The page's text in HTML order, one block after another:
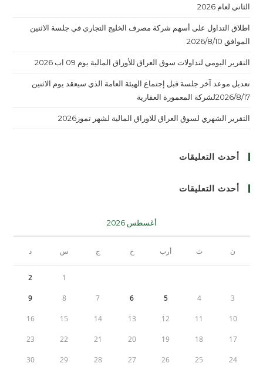
الثاني لعام 2026
اطلاق التداول على أسهم شركة مصرف الخليج التجاري في جلسة الاثنين
الموافق 2026/8/10
التقرير اليومي لتداولات سوق العراق للأوراق المالية يوم 09 اب 2026
تعديل موعد آخر جلسة قبل إجتماع الهيئة العامة الذي سيعقد يوم الاثنين
2026/8/17لشركة المعمورة العقارية
التقرير الشهري لسوق العراق للاوراق المالية لشهر تموز2026
أحدث التعليقات
أحدث التعليقات
أغسطس 2026
ن ث أرب خ ج س د
1
2
3
4
5
6
7
8
9
10
11
12
13
14
15
16
17
18
19
20
21
22
23
24
25
26
27
28
29
30